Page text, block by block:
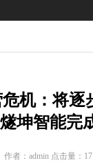
机：将
坤智能完
作者：admin 点击量：